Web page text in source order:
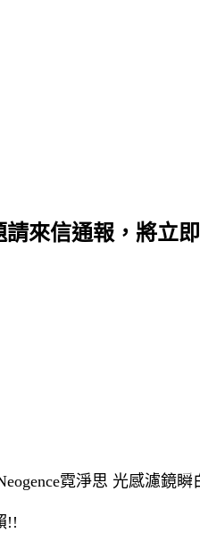
來信通報，將立
霓淨思 光感濾鏡瞬
!!